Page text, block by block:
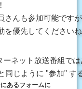
さんも参加可能です
を優先してください
同じように "参加" す